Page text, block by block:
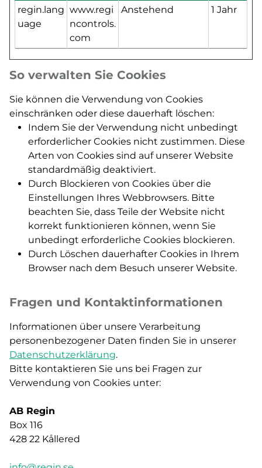
regin.lang
uage
www.regi
ncontrols.
com
Anstehend 1 Jahr
So verwalten Sie Cookies
Sie können die Verwendung von Cookies
einschränken oder diese dauerhaft löschen:
Indem Sie der Verwendung nicht unbedingt
erforderlicher Cookies nicht zustimmen. Diese
Arten von Cookies sind auf unserer Website
standardmäßig deaktiviert.
Durch Blockieren von Cookies über die
Einstellungen Ihres Webbrowsers. Bitte
beachten Sie, dass Teile der Website nicht
korrekt funktionieren können, wenn Sie
unbedingt erforderliche Cookies blockieren.
Durch Löschen dauerhafter Cookies in Ihrem
Browser nach dem Besuch unserer Website.
Fragen und Kontaktinformationen
Informationen über unsere Verarbeitung
personenbezogener Daten finden Sie in unserer
Datenschutzerklärung.
Bitte kontaktieren Sie uns bei Fragen zur
Verwendung von Cookies unter:
AB Regin
Box 116
428 22 Kållered